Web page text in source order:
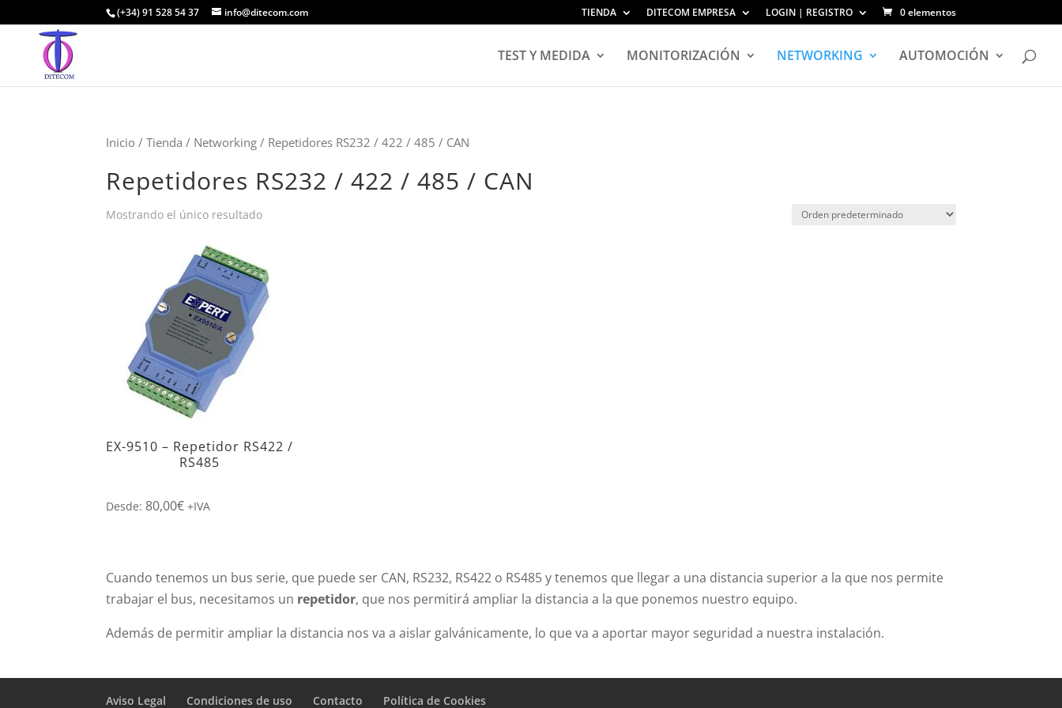
(+34) 91 528 54 37 info@ditecom.com TIENDA DITECOM EMPRESA LOGIN | REGISTRO 0 elementos
TEST Y MEDIDA MONITORIZACIÓN NETWORKING AUTOMOCIÓN
Inicio /Tienda / Networking / Repetidores RS232 / 422 / 485 / CAN
Repetidores RS232 / 422 / 485 / CAN
Mostrando el único resultado
EX-9510 – Repetidor RS422 /
RS485
Desde: 80,00€ +IVA
Cuando tenemos un bus serie, que puede ser CAN, RS232, RS422 o RS485 y tenemos que llegar a una distancia superior a la que nos permite
trabajar el bus, necesitamos un repetidor, que nos permitirá ampliar la distancia a la que ponemos nuestro equipo.
Además de permitir ampliar la distancia nos va a aislar galvánicamente, lo que va a aportar mayor seguridad a nuestra instalación.
Aviso Legal Condiciones de uso Contacto Política de Cookies